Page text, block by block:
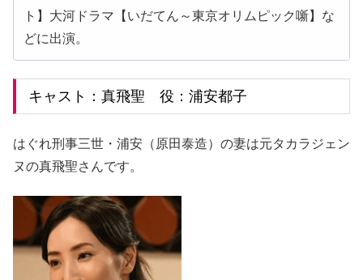
ト】大河ドラマ【いだてん～東京オリムピック噺】な
どに出演。
キャスト：真飛聖 役：浦安都子
はぐれ刑事三世・浦安（原田泰造）の妻は元タカラジェン
ヌの真飛聖さんです。